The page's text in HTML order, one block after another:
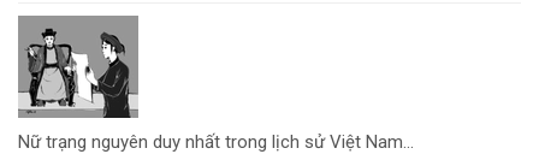
Nữ trạng nguyên duy nhất trong lịch sử Việt Nam...